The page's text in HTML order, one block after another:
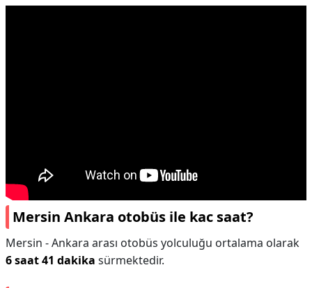
Mersin Ankara otobüs ile kac saat?
Mersin - Ankara arası otobüs yolculuğu ortalama olarak
6 saat 41 dakika sürmektedir.